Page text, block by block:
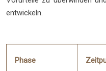
entwickeln.
Phase